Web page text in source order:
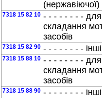
(нержавiючої)
7318 15 82 10 - - - - - - - -
складання
засобiв
7318 15 82 90 - - - - - - - - iншi
7318 15 88 10 - - - - - - - -
складання
засобiв
7318 15 88 90 - - - - - - - - iншi